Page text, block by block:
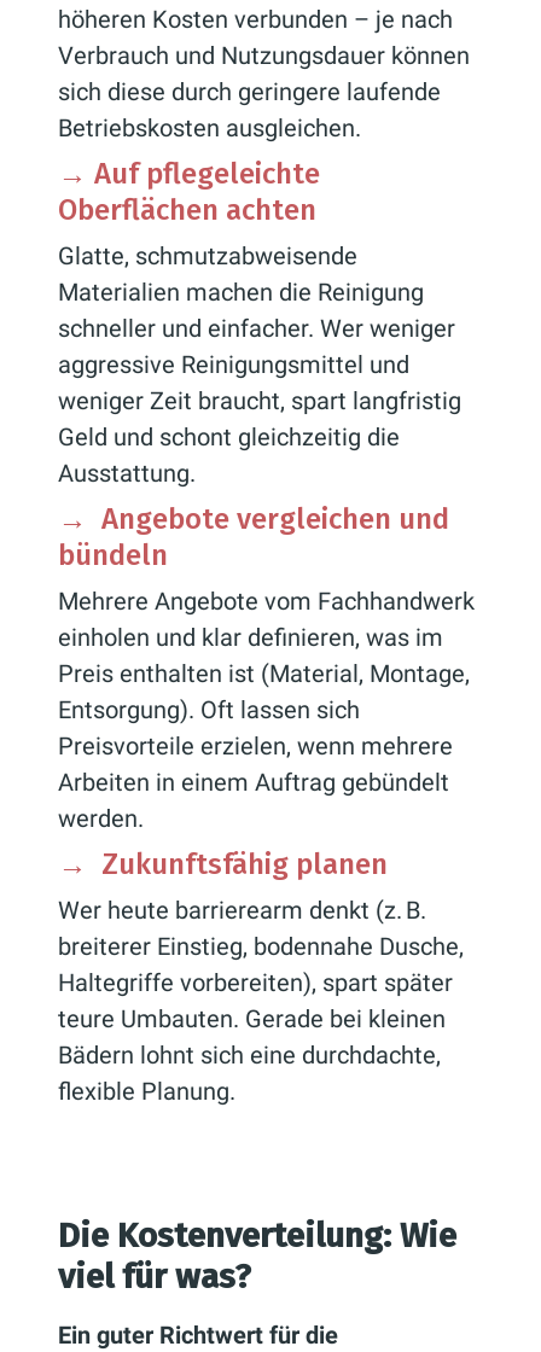
höheren Kosten verbunden – je nach
Verbrauch und Nutzungsdauer können
sich diese durch geringere laufende
Betriebskosten ausgleichen.
→ Auf pflegeleichte
Oberflächen achten
Glatte, schmutzabweisende
Materialien machen die Reinigung
schneller und einfacher. Wer weniger
aggressive Reinigungsmittel und
weniger Zeit braucht, spart langfristig
Geld und schont gleichzeitig die
Ausstattung.
→ Angebote vergleichen und
bündeln
Mehrere Angebote vom Fachhandwerk
einholen und klar definieren, was im
Preis enthalten ist (Material, Montage,
Entsorgung). Oft lassen sich
Preisvorteile erzielen, wenn mehrere
Arbeiten in einem Auftrag gebündelt
werden.
→ Zukunftsfähig planen
Wer heute barrierearm denkt (z. B.
breiterer Einstieg, bodennahe Dusche,
Haltegriffe vorbereiten), spart später
teure Umbauten. Gerade bei kleinen
Bädern lohnt sich eine durchdachte,
flexible Planung.
Die Kostenverteilung: Wie
viel für was?
Ein guter Richtwert für die